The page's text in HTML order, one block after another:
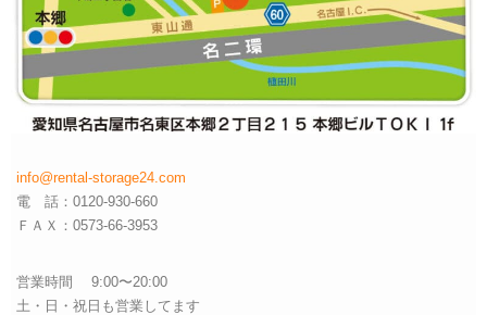
info@rental-storage24.com
電 話：0120-930-660
ＦＡＸ：0573-66-3953
営業時間 9:00〜20:00
土・日・祝日も営業してます